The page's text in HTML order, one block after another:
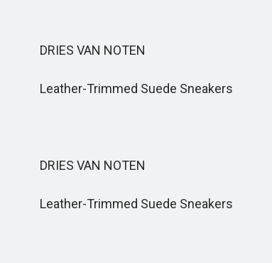
DRIES VAN NOTEN
Leather-Trimmed Suede Sneakers
DRIES VAN NOTEN
Leather-Trimmed Suede Sneakers